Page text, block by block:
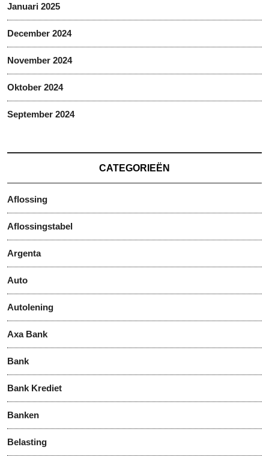
Januari 2025
December 2024
November 2024
Oktober 2024
September 2024
CATEGORIEËN
Aflossing
Aflossingstabel
Argenta
Auto
Autolening
Axa Bank
Bank
Bank Krediet
Banken
Belasting